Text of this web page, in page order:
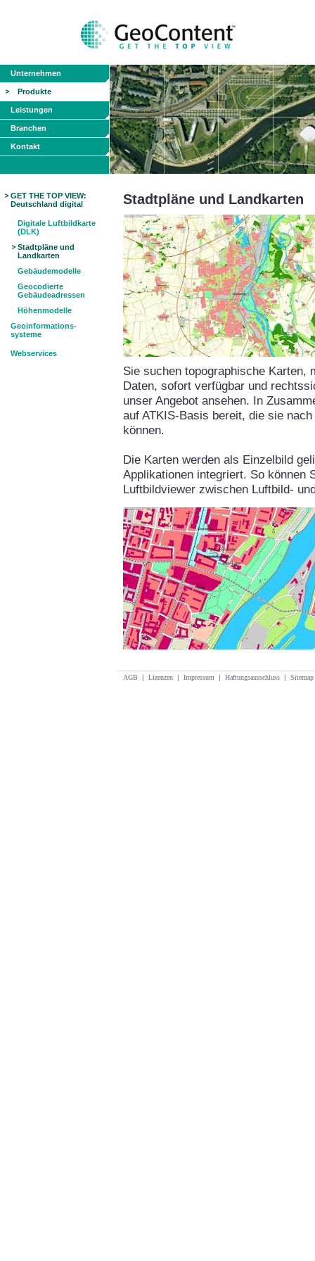
Unternehmen
Produkte
Leistungen
Branchen
Kontakt
GET THE TOP VIEW:
Deutschland digital
Digitale Luftbildkarte
(DLK)
Stadtpläne und
Landkarten
Gebäudemodelle
Geocodierte
Gebäudeadressen
Höhenmodelle
Geoinformations-
systeme
Webservices
Stadtpläne und Landkarten
Sie suchen topographische
Daten, sofort verfügbar und
unser Angebot ansehen. In
auf ATKIS-Basis bereit, die sie
können.
Die Karten werden als Einzelbild
Applikationen integriert. So können
Luftbildviewer zwischen Luftbild-
AGB | Lizenzen | Impressum | Haftungsausschluss | Sitemap